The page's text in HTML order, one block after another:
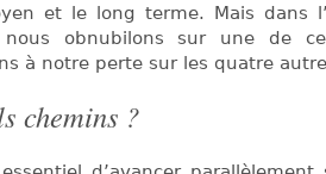
et le long terme. Mais dans
nous obnubilons sur une de
à notre perte sur les quatre
chemins ?